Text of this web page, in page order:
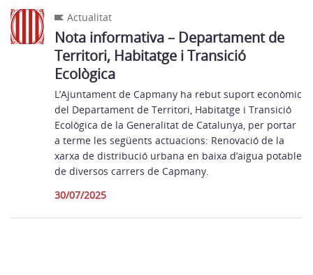
Actualitat
Nota informativa – Departament de
Territori, Habitatge i Transició
Ecològica
L’Ajuntament de Capmany ha rebut suport econòmic
del Departament de Territori, Habitatge i Transició
Ecològica de la Generalitat de Catalunya, per portar
a terme les següents actuacions: Renovació de la
xarxa de distribució urbana en baixa d’aigua potable
de diversos carrers de Capmany.
30/07/2025